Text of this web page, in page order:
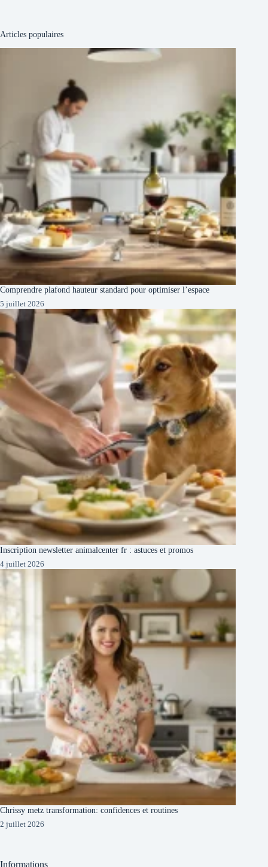
Articles populaires
Comprendre plafond hauteur standard pour optimiser l’espace
5 juillet 2026
Inscription newsletter animalcenter fr : astuces et promos
4 juillet 2026
Chrissy metz transformation: confidences et routines
2 juillet 2026
Informations